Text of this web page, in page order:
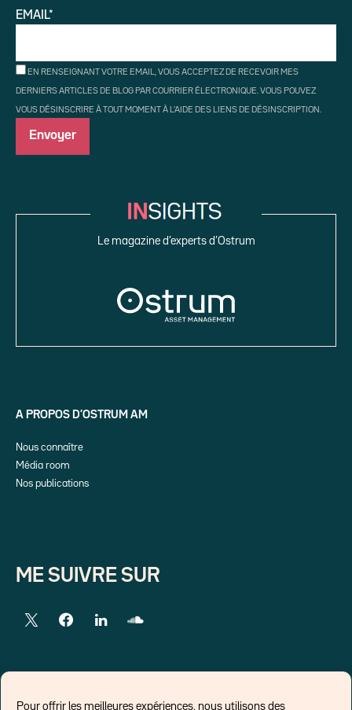
Pour offrir les meilleures expériences, nous utilisons des
EMAIL*
EN RENSEIGNANT VOTRE EMAIL, VOUS ACCEPTEZ DE RECEVOIR MES
DERNIERS ARTICLES DE BLOG PAR COURRIER ÉLECTRONIQUE. VOUS POUVEZ
VOUS DÉSINSCRIRE À TOUT MOMENT À L'AIDE DES LIENS DE DÉSINSCRIPTION.
Le magazine d’experts d’Ostrum
A PROPOS D’OSTRUM AM
Nous connaître
Média room
Nos publications
ME SUIVRE SUR
LIENS EXTERNES